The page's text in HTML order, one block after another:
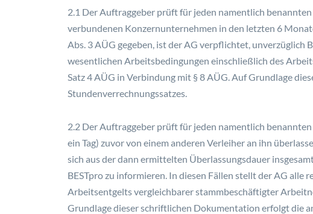
2.1 Der Auftraggeber prüft für jeden namentlich
verbundenen Konzernunternehmen in den letzten 6
Abs. 3 AÜG gegeben, ist der AG verpflichtet,
wesentlichen Arbeitsbedingungen einschließlich des
Satz 4 AÜG in Verbindung mit § 8 AÜG. Auf Grundlage
Stundenverrechnungssatzes.
2.2 Der Auftraggeber prüft für jeden namentlich
ein Tag) zuvor von einem anderen Verleiher an ihn
sich aus der dann ermittelten Überlassungsdauer
BESTpro zu informieren. In diesen Fällen stellt der AG
Arbeitsentgelts vergleichbarer stammbeschäftigter
Grundlage dieser schriftlichen Dokumentation erfolgt die